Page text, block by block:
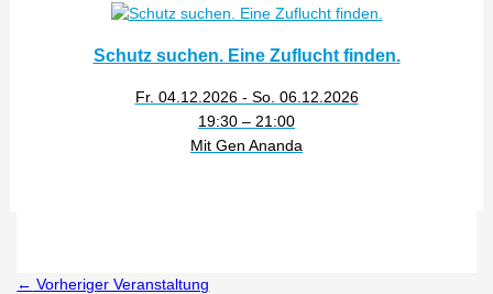
Schutz suchen. Eine Zuflucht finden.
Fr. 04.12.2026 - So. 06.12.2026
19:30 – 21:00
Mit Gen Ananda
← Vorheriger Veranstaltung